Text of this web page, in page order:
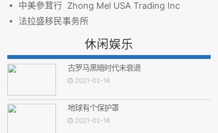
中美參茸行 Zhong Mel USA Trading Inc
法拉盛移民事务所
休闲娱乐
古罗马黑暗时代未衰退
2021-02-18
地球有个保护罩
2021-02-18